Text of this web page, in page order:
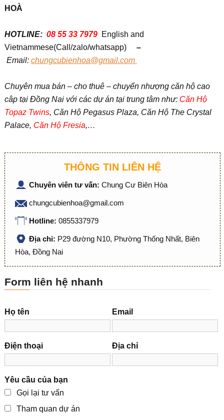
HOÀ
HOTLINE: 08 55 33 7979 English and
Vietnammese(Call/zalo/whatsapp)
–
Email: chungcubienhoa@gmail.com
Chuyên mua bán – cho thuê – chuyển nhượng căn hộ cao
câp tại Đồng Nai với các dự án tại trung tâm như: Căn Hộ
Topaz Twins, Căn Hộ Pegasus Plaza, Căn Hộ The Crystal
Palace, Căn Hộ Fresia,…
THÔNG TIN LIÊN HỆ
Chuyên viên tư vấn: Chung Cư Biên Hòa
chungcubienhoa@gmail.com
Hotline: 0855337979
Địa chỉ: P29 đường N10, Phường Thống Nhất, Biên
Hòa, Đồng Nai
Form liên hệ nhanh
Họ tên Email
Điện thoại Địa chỉ
Yêu cầu của bạn
Gọi lại tư vấn
Tham quan dự án